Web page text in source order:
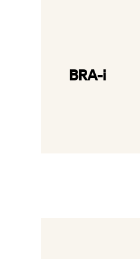
BRA-i